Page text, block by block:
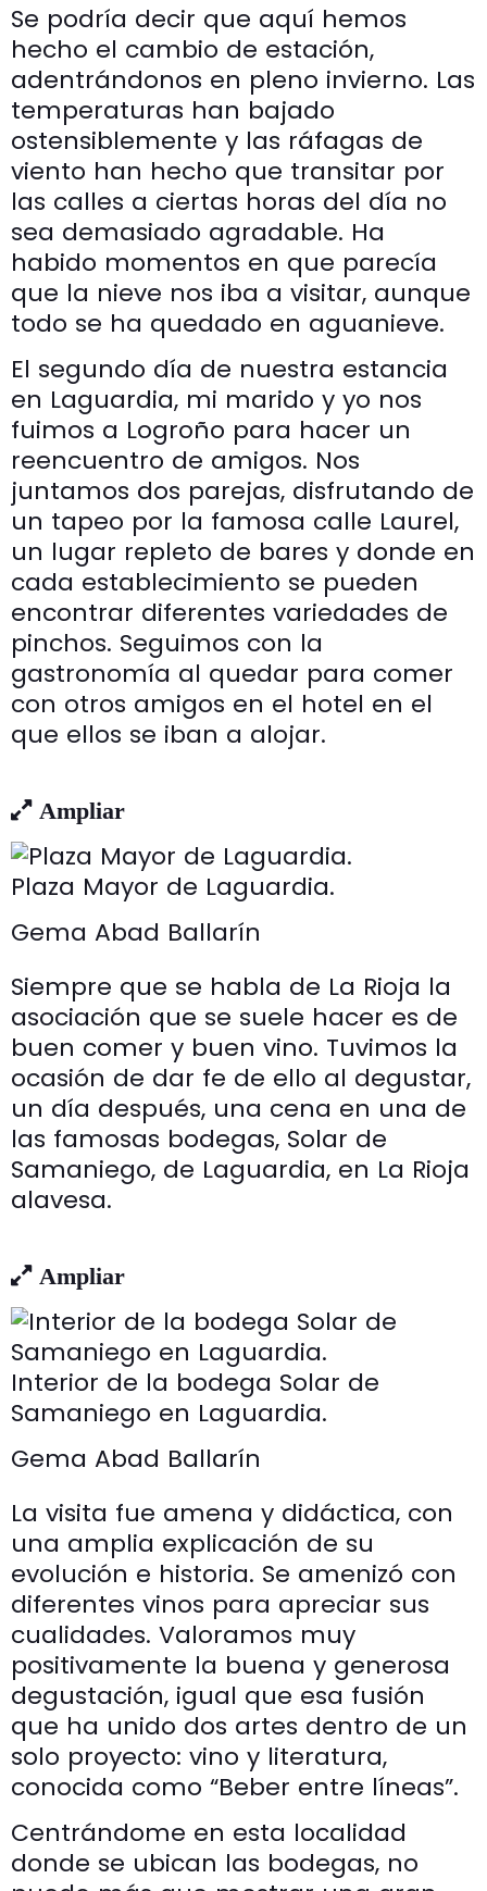
Se podría decir que aquí hemos
hecho el cambio de estación,
adentrándonos en pleno invierno. Las
temperaturas han bajado
ostensiblemente y las ráfagas de
viento han hecho que transitar por
las calles a ciertas horas del día no
sea demasiado agradable. Ha
habido momentos en que parecía
que la nieve nos iba a visitar, aunque
todo se ha quedado en aguanieve.
El segundo día de nuestra estancia
en Laguardia, mi marido y yo nos
fuimos a Logroño para hacer un
reencuentro de amigos. Nos
juntamos dos parejas, disfrutando de
un tapeo por la famosa calle Laurel,
un lugar repleto de bares y donde en
cada establecimiento se pueden
encontrar diferentes variedades de
pinchos. Seguimos con la
gastronomía al quedar para comer
con otros amigos en el hotel en el
que ellos se iban a alojar.
Ampliar
Plaza Mayor de Laguardia.
Gema Abad Ballarín
Siempre que se habla de La Rioja la
asociación que se suele hacer es de
buen comer y buen vino. Tuvimos la
ocasión de dar fe de ello al degustar,
un día después, una cena en una de
las famosas bodegas, Solar de
Samaniego, de Laguardia, en La Rioja
alavesa.
Ampliar
Interior de la bodega Solar de
Samaniego en Laguardia.
Gema Abad Ballarín
La visita fue amena y didáctica, con
una amplia explicación de su
evolución e historia. Se amenizó con
diferentes vinos para apreciar sus
cualidades. Valoramos muy
positivamente la buena y generosa
degustación, igual que esa fusión
que ha unido dos artes dentro de un
solo proyecto: vino y literatura,
conocida como “Beber entre líneas”.
Centrándome en esta localidad
donde se ubican las bodegas, no